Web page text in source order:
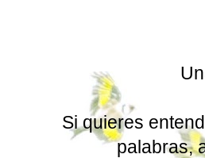
Si quieres
palabras,